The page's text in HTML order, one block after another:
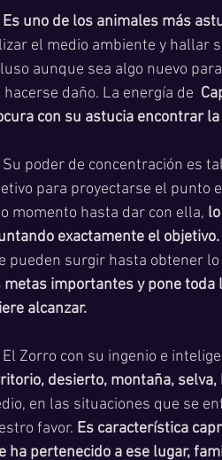
Es uno de los animales más
el medio ambiente y hallar
aunque sea algo nuevo
hacerse daño. La energía de
con su astucia encontrar
poder de concentración es
para proyectarse el punto
momento hasta dar con ella,
exactamente el objetivo.
pueden surgir hasta obtener lo
metas importantes y pone toda
alcanzar.
Zorro con su ingenio e
desierto, montaña, selva,
en las situaciones que se
favor. Es característica
ha pertenecido a ese lugar,